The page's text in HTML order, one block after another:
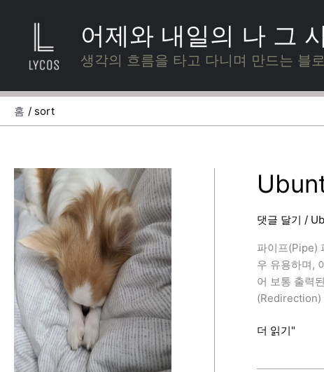
너
기
어제와 내일의 나 그
생각의 흐름을 타고 다니며 만드는 블
홈 sort
댓글 달기 /
파이프(Pipe)
우 유용하며,
어 보통 출력
(Redirection)
Ubuntu
더 읽기"